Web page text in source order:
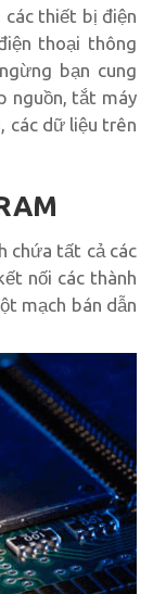
thiết bị điện
thoại thông
bạn cung
nguồn, tắt máy
các dữ liệu trên
chứa tất cả các
nối các thành
mạch bán dẫn